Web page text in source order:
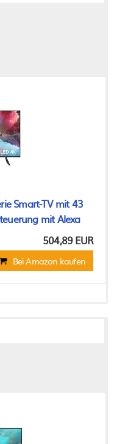
Smart-TV mit 43
mit Alexa
504,89 EUR
Bei Amazon kaufen
Smart-TV mit 50
Smart-TV mit 55
Smart-TV mit 65